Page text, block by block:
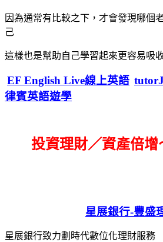
因為通常有比較之下，才會發現哪個
己
這樣也是幫助自己學習起來更容易吸
EF English Live線上英語
律賓英語遊學
投資理財／資產倍增
星展銀行-豐盛
星展銀行致力劃時代數位化理財服務